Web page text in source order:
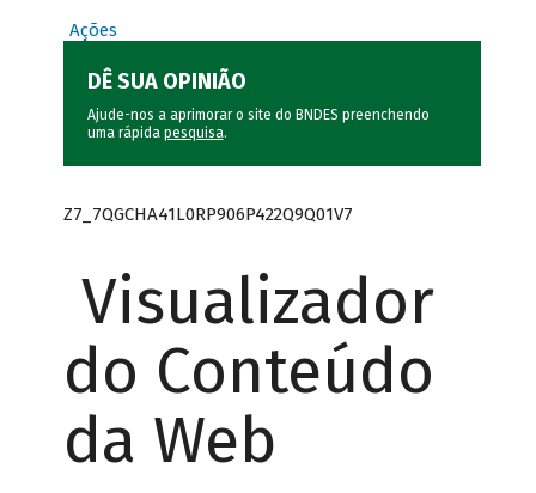
Ações
DÊ SUA OPINIÃO
Ajude-nos a aprimorar o site do BNDES preenchendo
uma rápida pesquisa.
Z7_7QGCHA41L0RP906P422Q9Q01V7
Visualizador
do Conteúdo
da Web